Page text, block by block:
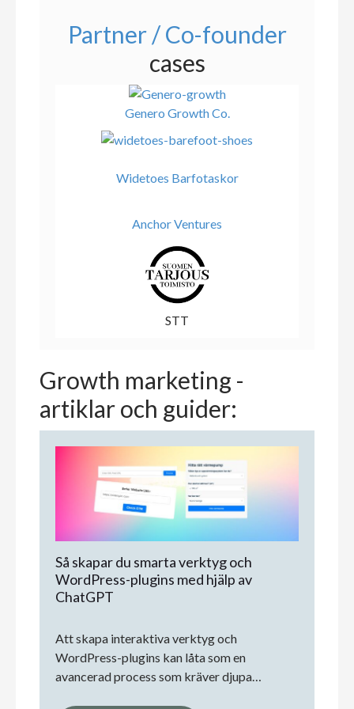
Partner / Co-founder
cases
Genero Growth Co.
Widetoes Barfotaskor
Anchor Ventures
STT
Growth marketing -
artiklar och guider:
Så skapar du smarta verktyg och
WordPress-plugins med hjälp av
ChatGPT
Att skapa interaktiva verktyg och
WordPress-plugins kan låta som en
avancerad process som kräver djupa…